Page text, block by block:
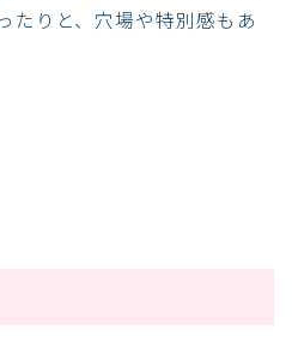
たりと、穴場や特別感もあ